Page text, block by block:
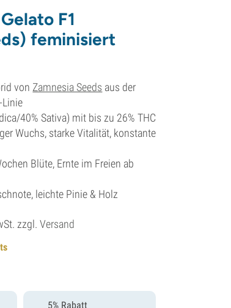
F1
feminisiert
von Zamnesia Seeds aus der
Linie
40% Sativa) mit bis zu 26% THC
Wuchs, starke Vitalität, konstante
Blüte, Ernte im Freien ab
leichte Pinie & Holz
zzgl.Versand
5% Rabatt